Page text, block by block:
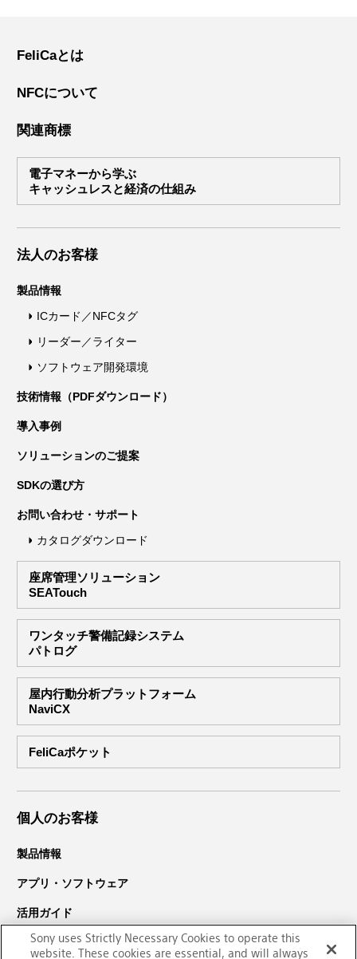
FeliCaとは
NFCについて
関連商標
電子マネーから学ぶ
キャッシュレスと経済の仕組み
法人のお客様
製品情報
ICカード／NFCタグ
リーダー／ライター
ソフトウェア開発環境
技術情報（PDFダウンロード）
導入事例
ソリューションのご提案
SDKの選び方
お問い合わせ・サポート
カタログダウンロード
座席管理ソリューション
SEATouch
ワンタッチ警備記録システム
パトログ
屋内行動分析プラットフォーム
NaviCX
FeliCaポケット
個人のお客様
製品情報
アプリ・ソフトウェア
活用ガイド
サポート・ダウンロード
Sony uses Strictly Necessary Cookies to operate this
website. These cookies are essential, and will always